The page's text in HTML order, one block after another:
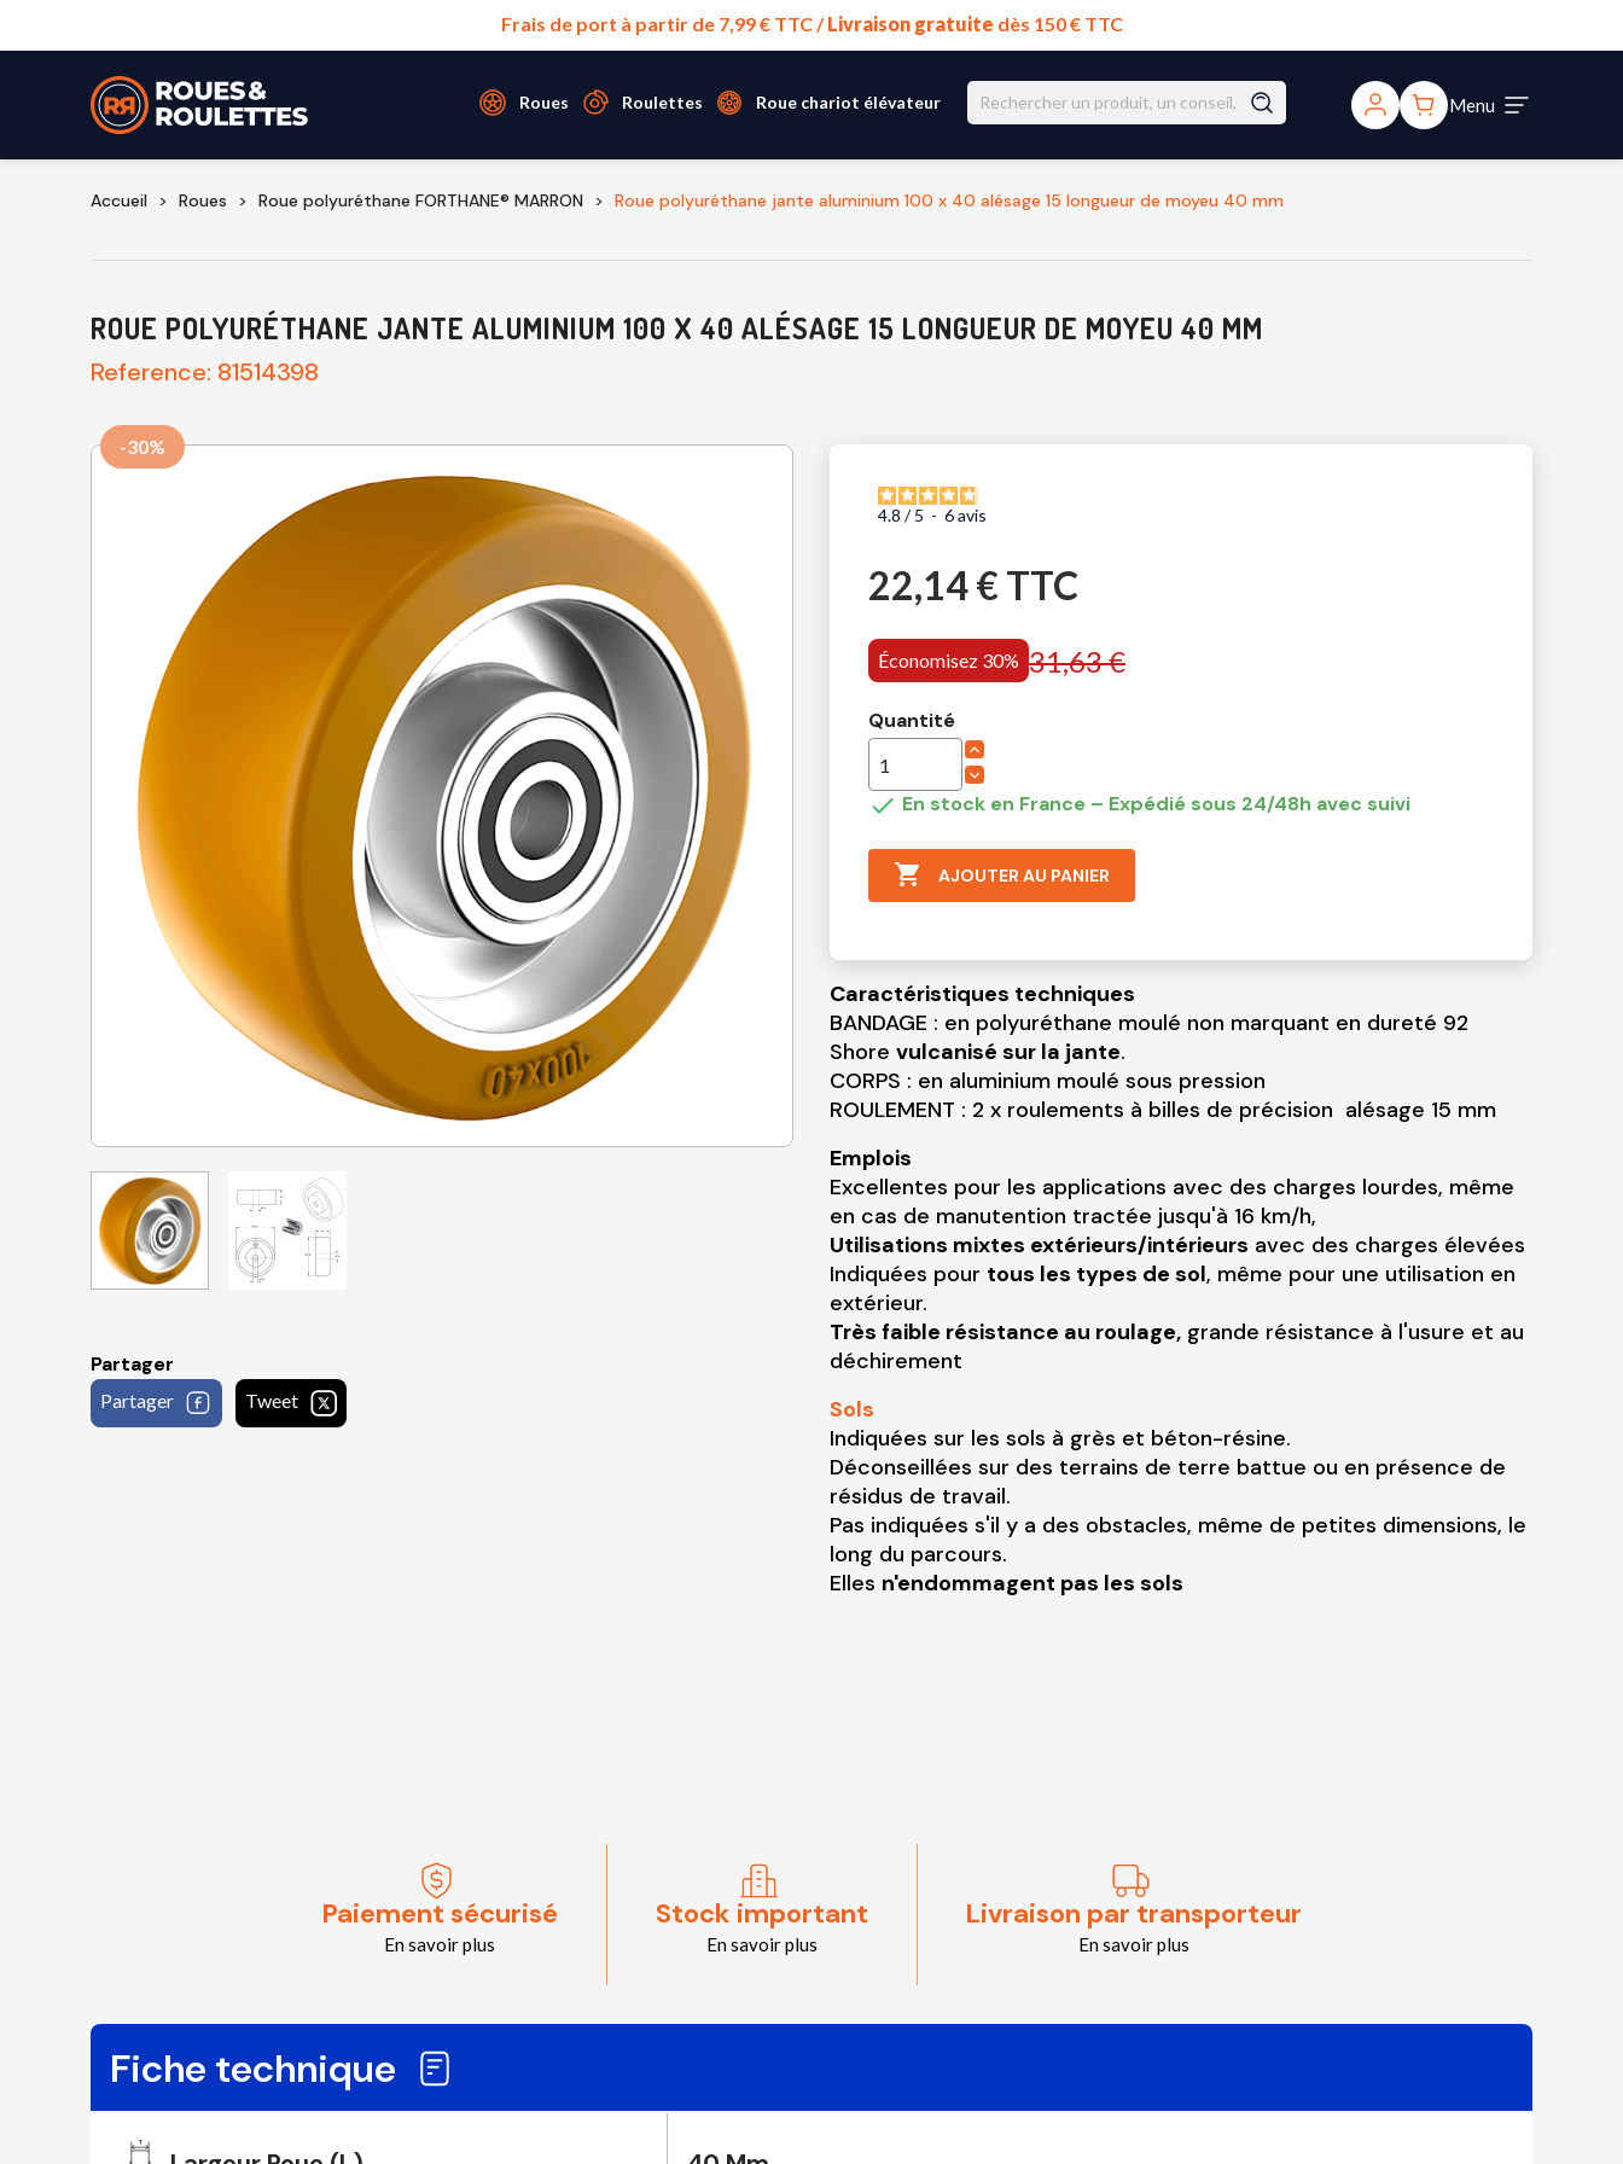
Frais de port à partir de 7,99 € TTC /Livraison gratuite dès 150 € TTC
Roues Roulettes Roue chariot élévateur Menu
Accueil Roues Roue polyuréthane FORTHANE® MARRON Roue polyuréthane jante aluminium 100 x 40 alésage 15 longueur de moyeu 40 mm
ROUE POLYURÉTHANE JANTE ALUMINIUM 100 X 40 ALÉSAGE 15 LONGUEUR DE MOYEU 40 MM
Reference: 81514398
-30%
Partager
Partager Tweet
4.8 / 5 - 6avis
22,14 € TTC
Économisez 30% 31,63 €
Quantité
 En stock en France – Expédié sous 24/48h avec suivi
 AJOUTER AU PANIER
Caractéristiques techniques
BANDAGE : en polyuréthane moulé non marquant en dureté 92
Shore vulcanisé sur la jante.
CORPS : en aluminium moulé sous pression
ROULEMENT : 2 x roulements à billes de précision alésage 15 mm
Emplois
Excellentes pour les applications avec des charges lourdes, même
en cas de manutention tractée jusqu'à 16 km/h,
Utilisations mixtes extérieurs/intérieurs avec des charges élevées
Indiquées pour tous les types de sol, même pour une utilisation en
extérieur.
Très faible résistance au roulage, grande résistance à l'usure et au
déchirement
Sols
Indiquées sur les sols à grès et béton-résine.
Déconseillées sur des terrains de terre battue ou en présence de
résidus de travail.
Pas indiquées s'il y a des obstacles, même de petites dimensions, le
long du parcours.
Elles n'endommagent pas les sols
Paiement sécurisé
En savoir plus
Stock important
En savoir plus
Livraison par transporteur
En savoir plus
Fiche technique